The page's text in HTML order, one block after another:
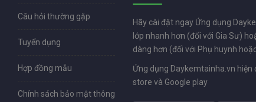
Câu hỏi thường gặp
Tuyển dụng
Hợp đồng mẫu
Chính sách bảo mật thông
Hãy cài đặt ngay Ứng dụng
lớp nhanh hơn (đối với Gia Sư)
dàng hơn (đối với Phụ huynh
Ứng dụng Daykemtainha.vn
store và Google play